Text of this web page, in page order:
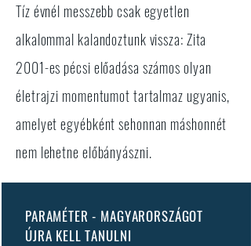
Tíz évnél messzebb csak egyetlen
alkalommal kalandoztunk vissza: Zita
2001-es pécsi előadása számos olyan
életrajzi momentumot tartalmaz ugyanis,
amelyet egyébként sehonnan máshonnét
nem lehetne előbányászni.
PARAMÉTER - MAGYARORSZÁGOT
ÚJRA KELL TANULNI